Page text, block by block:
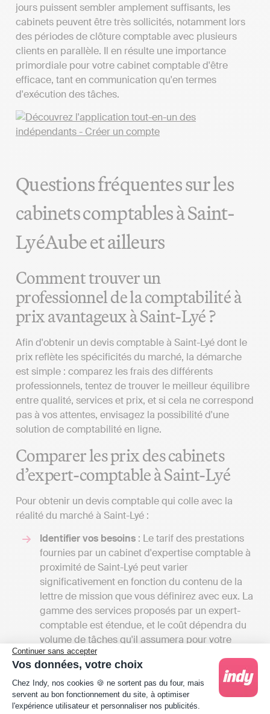
Continuer sans accepter
Vos données, votre choix
Plateforme de Gestion du Consentement :
Chez Indy, nos cookies 🍪 ne sortent pas du four, mais
servent au bon fonctionnement du site, à optimiser
l'expérience utilisateur et personnaliser nos publicités.
jours puissent sembler amplement suffisants, les
cabinets peuvent être très sollicités, notamment lors
des périodes de clôture comptable avec plusieurs
clients en parallèle. Il en résulte une importance
primordiale pour votre cabinet comptable d'être
efficace, tant en communication qu'en termes
d'exécution des tâches.
Questions fréquentes sur les
cabinets comptables à Saint-
LyéAube et ailleurs
Comment trouver un
professionnel de la comptabilité à
prix avantageux à Saint-Lyé ?
Afin d'obtenir un devis comptable à Saint-Lyé dont le
prix reflète les spécificités du marché, la démarche
est simple : comparez les frais des différents
professionnels, tentez de trouver le meilleur équilibre
entre qualité, services et prix, et si cela ne correspond
pas à vos attentes, envisagez la possibilité d'une
solution de comptabilité en ligne.
Comparer les prix des cabinets
d’expert-comptable à Saint-Lyé
Pour obtenir un devis comptable qui colle avec la
réalité du marché à Saint-Lyé :
Identifier vos besoins : Le tarif des prestations
fournies par un cabinet d'expertise comptable à
proximité de Saint-Lyé peut varier
significativement en fonction du contenu de la
lettre de mission que vous définirez avec eux. La
gamme des services proposés par un expert-
comptable est étendue, et le coût dépendra du
volume de tâches qu'il assumera pour votre
compte. En engageant des conversations avec
plusieurs spécialistes, vous aurez l'opportunité
de recevoir divers devis et de comparer les
tarifs en fonction des services offerts. Cela vous